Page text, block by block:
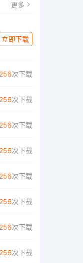
更多
立即下载
次下载
次下载
次下载
次下载
次下载
次下载
次下载
次下载